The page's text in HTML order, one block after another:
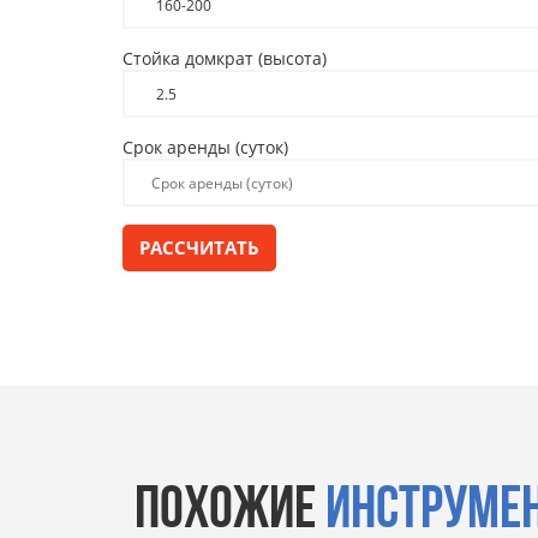
Стойка домкрат (высота)
Срок аренды (суток)
РАССЧИТАТЬ
ПОХОЖИЕ